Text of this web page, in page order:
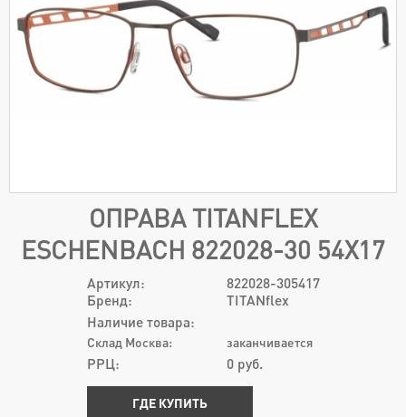
ОПРАВА TITANFLEX
ESCHENBACH 822028-30 54Х17
Артикул:
822028-305417
Бренд:
TITANflex
Наличие товара:
Склад Москва: заканчивается
РРЦ: 0 руб.
ГДЕ КУПИТЬ